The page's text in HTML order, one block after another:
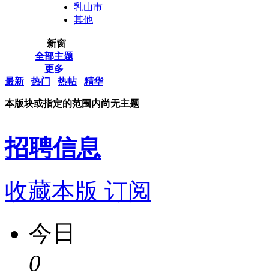
乳山市
其他
新窗
全部主题
更多
最新
热门 热帖 精华
本版块或指定的范围内尚无主题
招聘信息
收藏本版 订阅
今日
0